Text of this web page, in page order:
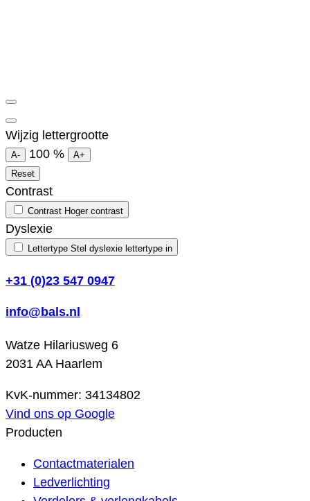
Wijzig lettergrootte
A- 100 %
A+
Reset
Contrast
Contrast Hoger contrast
Dyslexie
Lettertype Stel dyslexie lettertype in
+31 (0)23 547 0947
info@bals.nl
Watze Hilariusweg 6
2031 AA Haarlem
KvK-nummer: 34134802
Vind ons op Google
Producten
Contactmaterialen
Ledverlichting